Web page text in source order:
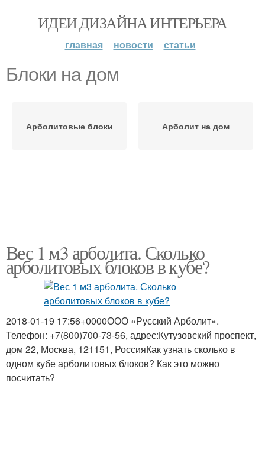
ИДЕИ ДИЗАЙНА ИНТЕРЬЕРА
главная новости статьи
Блоки на дом
Арболитовые блоки Арболит на дом
Вес 1 м3 арболита. Сколько
арболитовых блоков в кубе?
2018-01-19 17:56+0000ООО «Русский Арболит».
Телефон: +7(800)700-73-56, адрес:Кутузовский проспект,
дом 22, Москва, 121151, РоссияКак узнать сколько в
одном кубе арболитовых блоков? Как это можно
посчитать?